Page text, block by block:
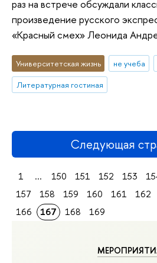
раз на встрече обсуждали
произведение русского
«Красный смех» Леонида
Университетская жизнь не учеба
Литературная гостиная
Следующая
1 ... 150 151 152 153
157
158 159 160 161 162
166
167 168 169